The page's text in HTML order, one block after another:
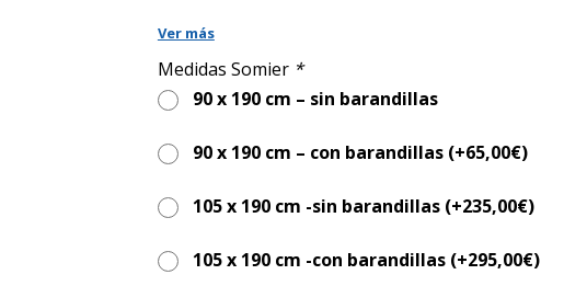
✅ Altura regulable: 35–75 cm (elevación vertical)
✅ Soporte máximo de usuario: 150 kg (carga total
barandillas
✅ Distancia antiatrapamiento de 30 mm entre
✅ Ruedas con freno individual
Ver más
Medidas Somier *
90 x 190 cm – sin barandillas
90 x 190 cm – con barandillas (+65,00€)
105 x 190 cm -sin barandillas (+235,00€)
105 x 190 cm -con barandillas (+295,00€)